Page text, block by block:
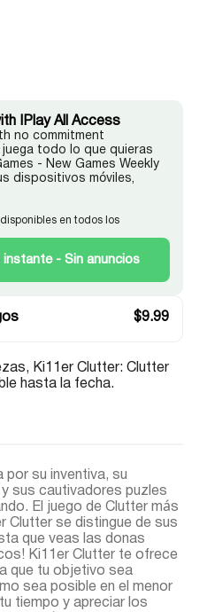
IPlay All Access
no commitment
todo lo que quieras
- New Games Weekly
dispositivos móviles,
en todos los
instante - Sin anuncios
$9.99
Ki11er Clutter: Clutter
hasta la fecha.
por su inventiva, su
y sus cautivadores puzles
El juego de Clutter más
Clutter se distingue de sus
que veas las donas
Ki11er Clutter te ofrece
que tu objetivo sea
sea posible en el menor
tiempo y apreciar los